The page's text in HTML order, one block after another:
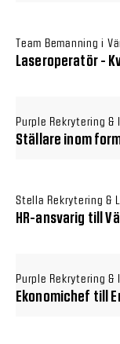
Team Bemanning i
Laseroperatör -
Purple Rekrytering &
Ställare inom
Stella Rekrytering &
HR-ansvarig till
Purple Rekrytering &
Ekonomichef till